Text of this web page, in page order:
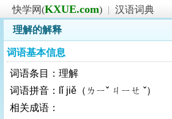
快学网(KXUE.com) | 汉语词典
理解的解释
词语基本信息
词语条目：理解
词语拼音：lǐ jiě（ㄌㄧˇ ㄐㄧㄝ ˇ）
相关成语：